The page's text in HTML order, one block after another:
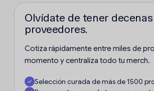
Olvídate de tener
proveedores.
Cotiza rápidamente entre miles de
momento y centraliza todo tu merch.
Selección curada de más de 1500